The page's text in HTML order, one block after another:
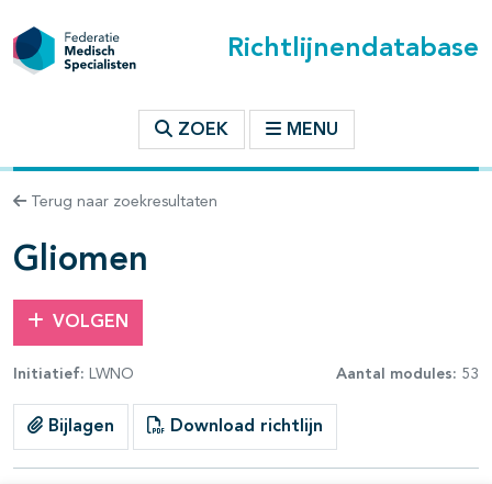
Richtlijnendatabase
ZOEK MENU
Terug naar zoekresultaten
Gliomen
VOLGEN
Initiatief: LWNO Aantal modules: 53
Bijlagen Download richtlijn
binnen deze richtlijn
open- en dichtklappen
open- en dichtklappen